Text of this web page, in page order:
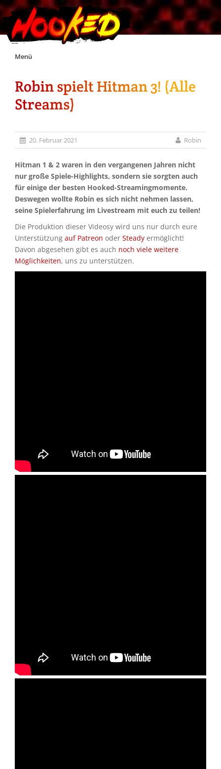
Skip
Menü
Unterstützt Hooked!
Exklusiv für Supporter*innen
Impressum
Discord
Robin spielt Hitman 3! (Alle
Streams)
20. Februar 2021 Robin
Hitman 1 & 2 waren in den vergangenen Jahren nicht
nur große Spiele-Highlights, sondern sie sorgten auch
für einige der besten Hooked-Streamingmomente.
Deswegen wollte Robin es sich nicht nehmen lassen,
seine Spielerfahrung im Livestream mit euch zu teilen!
Die Produktion dieser Videosy wird uns nur durch eure
Unterstützung auf Patreon oder Steady ermöglicht!
Davon abgesehen gibt es auch noch viele weitere
Möglichkeiten, uns zu unterstützen.